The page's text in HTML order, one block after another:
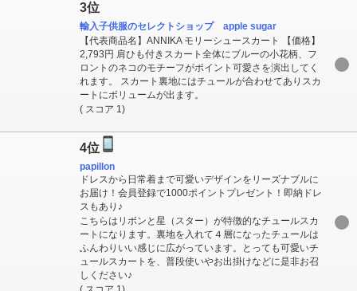
3位
輸入子供服のセレクトショップ apple sugar
【代表商品名】ANNIKA モリーシュースカート 【価格】
2,793円 肩ひも付きスカート全体にブルーの小花柄、フ
ロントのネコのモチーフがポイント可愛さを演出してく
れます。 スカート裏地にはチュールが合わせてありスカ
ートにボリュームが出ます。
( スコア 1)
4位
papillon
ドレスから日常着まで可愛いデザインをリーズナブルに
お届け！会員登録で1000ポイントプレゼント！即納ドレ
スもあり♪
こちらはリボンと星（スター）が特徴的なチュールスカ
ートになります。裏地を入れて４層になったチュールは
ふんわりいい感じに広がっています。とっても可愛いチ
ュールスカートを、普段使いやお出掛けなどに是非お召
しください♪